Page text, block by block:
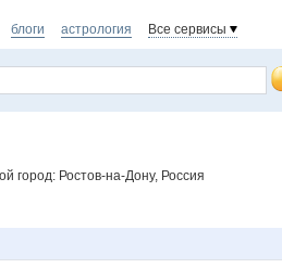
блоги астрология Все сервисы
город: Ростов-на-Дону, Россия